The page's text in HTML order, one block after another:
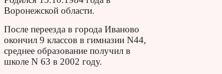
Воронежской области.
После переезда в города Иваново
окончил 9 классов в гимназии N44,
среднее образование получил в
школе N 63 в 2002 году.